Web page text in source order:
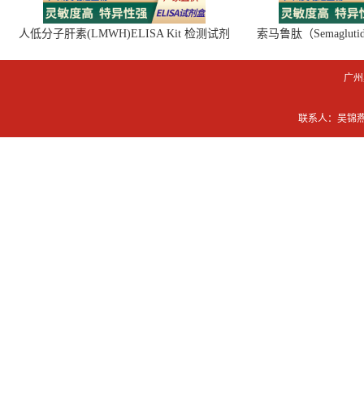
人低分子肝素(LMWH)ELISA Kit 检测试剂
索马鲁肽（
广
联系人：吴锦